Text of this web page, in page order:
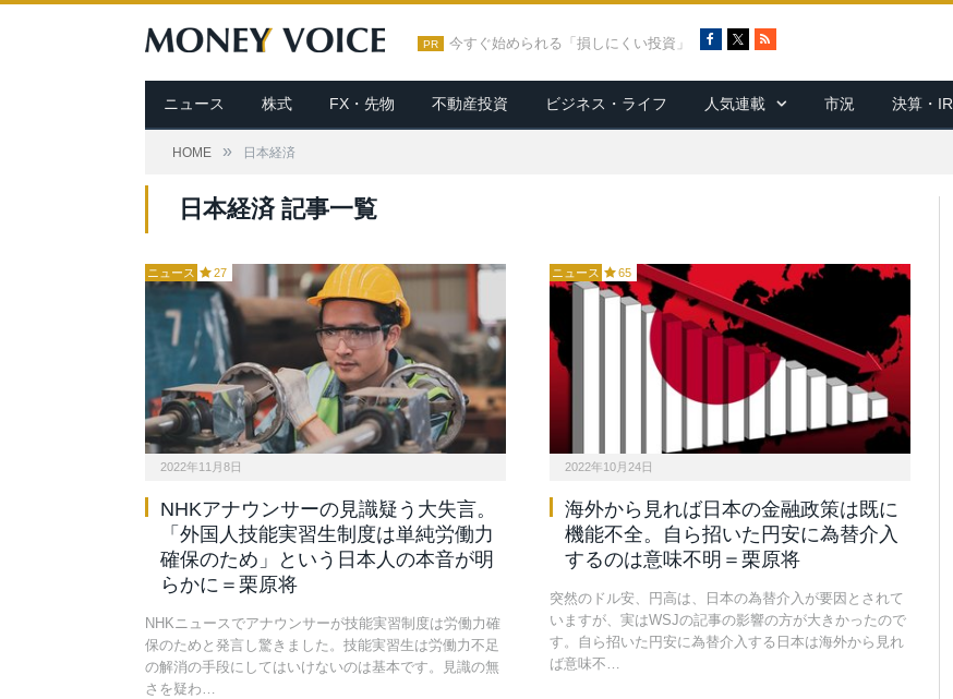
PR 今すぐ始められる「損しにくい投資」
c
e
b
R
S
ニュース 株式 FX・先物 不動産投資 ビジネス・ライフ 人気連載 市況 決算・IR
HOME » 日本経済
日本経済 記事一覧
ニュース 27
2022年11月8日
NHKアナウンサーの見識疑う大失言。
「外国人技能実習生制度は単純労働力
確保のため」という日本人の本音が明
らかに＝栗原将
NHKニュースでアナウンサーが技能実習制度は労働力確
保のためと発言し驚きました。技能実習生は労働力不足
の解消の手段にしてはいけないのは基本です。見識の無
さを疑わ…
ニュース 65
2022年10月24日
海外から見れば日本の金融政策は既に
機能不全。自ら招いた円安に為替介入
するのは意味不明＝栗原将
突然のドル安、円高は、日本の為替介入が要因とされて
いますが、実はWSJの記事の影響の方が大きかったので
す。自ら招いた円安に為替介入する日本は海外から見れ
ば意味不…